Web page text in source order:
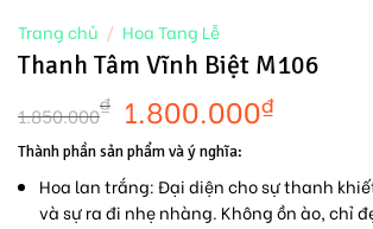
Trang chủ / Hoa Tang Lễ
Thanh Tâm Vĩnh Biệt M106
1.850.000₫ 1.800.000₫
Thành phần sản phẩm và ý nghĩa:
Hoa lan trắng:Đại diện cho sự thanh
và sự ra đi nhẹ nhàng. Không ồn ào, chỉ